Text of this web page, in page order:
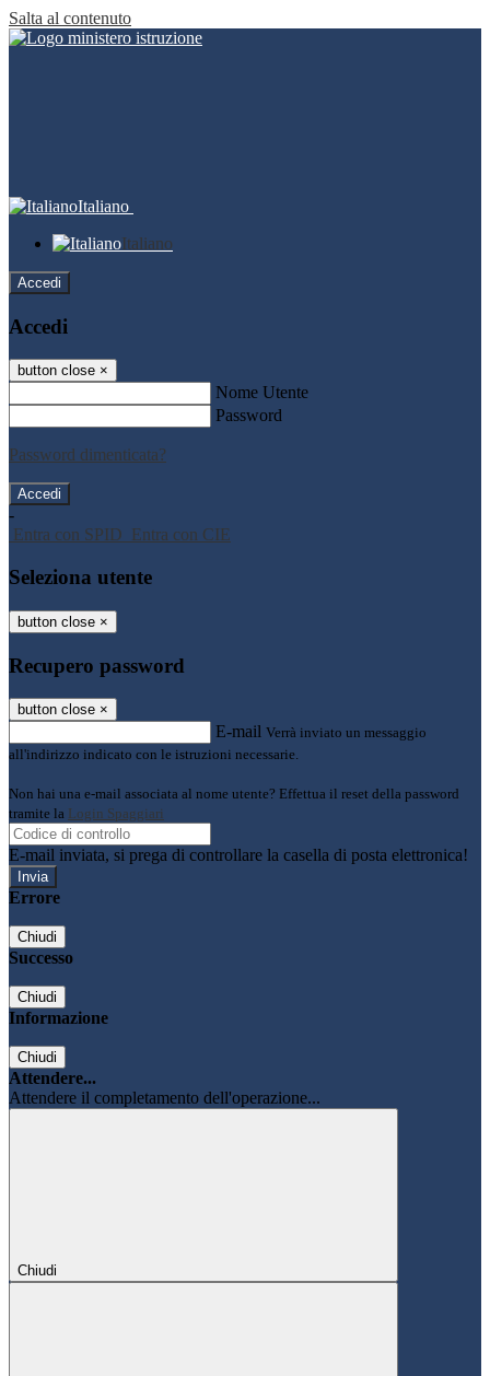
Salta al contenuto
Italiano
Italiano
Accedi
Accedi
button close ×
Nome Utente
Password
Password dimenticata?
-
Entra con SPID Entra con CIE
Seleziona utente
button close ×
Recupero password
button close ×
E-mail Verrà inviato un messaggio
all'indirizzo indicato con le istruzioni necessarie.
Non hai una e-mail associata al nome utente? Effettua il reset della password
tramite la Login Spaggiari
E-mail inviata, si prega di controllare la casella di posta elettronica!
Errore
Chiudi
Successo
Chiudi
Informazione
Chiudi
Attendere...
Attendere il completamento dell'operazione...
Chiudi